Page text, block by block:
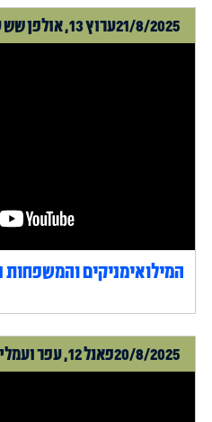
21/8/2025ערוץ 13, אולפן שש עם אור הלר
המילואימניקים והמשפחות
20/8/2025פאנל 12, עפר ועמליה (ערד ניר)